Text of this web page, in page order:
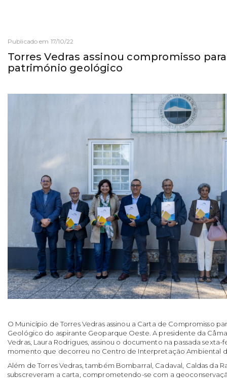
Publicado em 17/10/22
Torres Vedras assinou compromisso
património geológico
O Município de Torres Vedras assinou a Carta de Compromisso
Geológico do aspirante Geoparque Oeste. A presidente da
Vedras, Laura Rodrigues, assinou o documento na passada sexta-
momento que decorreu no Centro de Interpretação Ambiental
Além de Torres Vedras, também Bombarral, Cadaval, Caldas da
subscreveram a carta, comprometendo-se com a